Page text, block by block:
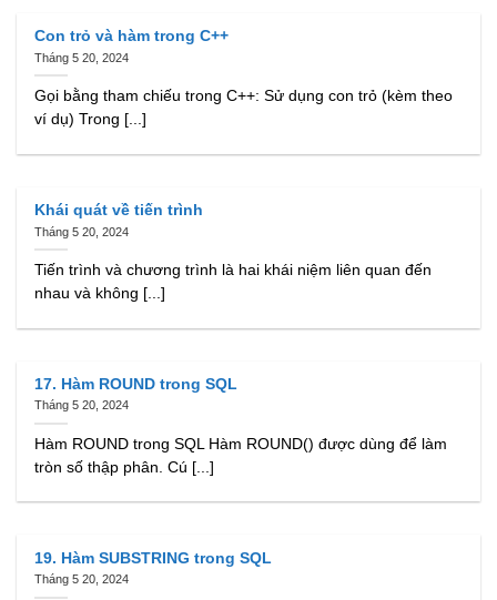
Con trỏ và hàm trong C++
Tháng 5 20, 2024
Gọi bằng tham chiếu trong C++: Sử dụng con trỏ (kèm theo
ví dụ) Trong [...]
Khái quát về tiến trình
Tháng 5 20, 2024
Tiến trình và chương trình là hai khái niệm liên quan đến
nhau và không [...]
17. Hàm ROUND trong SQL
Tháng 5 20, 2024
Hàm ROUND trong SQL Hàm ROUND() được dùng để làm
tròn số thập phân. Cú [...]
19. Hàm SUBSTRING trong SQL
Tháng 5 20, 2024